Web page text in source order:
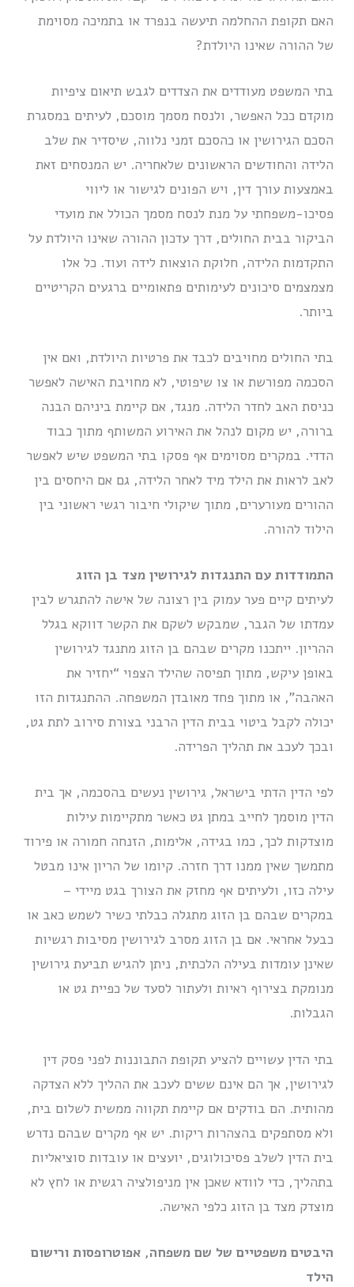
האם תקופת ההחלמה תיעשה בנפרד או בתמיכה מסוימת
של ההורה שאינו היולדת?
בתי המשפט מעודדים את הצדדים לגבש תיאום ציפיות
מוקדם ככל האפשר, ולנסח מסמך מוסכם, לעיתים במסגרת
הסכם הגירושין או כהסכם זמני נלווה, שיסדיר את שלב
הלידה והחודשים הראשונים שלאחריה. יש המנסחים זאת
באמצעות עורך דין, ויש הפונים לגישור או ליווי
פסיכו-משפחתי על מנת לנסח מסמך הכולל את מועדי
הביקור בבית החולים, דרך עדכון ההורה שאינו היולדת על
התקדמות הלידה, חלוקת הוצאות לידה ועוד. כל אלו
מצמצמים סיכונים לעימותים פתאומיים ברגעים הקריטיים
ביותר.
בתי החולים מחויבים לכבד את פרטיות היולדת, ואם אין
הסכמה מפורשת או צו שיפוטי, לא מחויבת האישה לאפשר
כניסת האב לחדר הלידה. מנגד, אם קיימת ביניהם הבנה
ברורה, יש מקום לנהל את האירוע המשותף מתוך כבוד
הדדי. במקרים מסוימים אף פסקו בתי המשפט שיש לאפשר
לאב לראות את הילד מיד לאחר הלידה, גם אם היחסים בין
ההורים מעורערים, מתוך שיקולי חיבור רגשי ראשוני בין
הילוד להורה.
התמודדות עם התנגדות לגירושין מצד בן הזוג
לעיתים קיים פער עמוק בין רצונה של אישה להתגרש לבין
עמדתו של הגבר, שמבקש לשקם את הקשר דווקא בגלל
ההריון. ייתכנו מקרים שבהם בן הזוג מתנגד לגירושין
באופן עיקש, מתוך תפיסה שהילד הצפוי “יחזיר את
האהבה”, או מתוך פחד מאובדן המשפחה. ההתנגדות הזו
יכולה לקבל ביטוי בבית הדין הרבני בצורת סירוב לתת גט,
ובכך לעכב את תהליך הפרידה.
לפי הדין הדתי בישראל, גירושין נעשים בהסכמה, אך בית
הדין מוסמך לחייב במתן גט כאשר מתקיימות עילות
מוצדקות לכך, כמו בגידה, אלימות, הזנחה חמורה או פירוד
מתמשך שאין ממנו דרך חזרה. קיומו של הריון אינו מבטל
עילה כזו, ולעיתים אף מחזק את הצורך בגט מיידי –
במקרים שבהם בן הזוג מתגלה כבלתי כשיר לשמש כאב או
כבעל אחראי. אם בן הזוג מסרב לגירושין מסיבות רגשיות
שאינן עומדות בעילה הלכתית, ניתן להגיש תביעת גירושין
מנומקת בצירוף ראיות ולעתור לסעד של כפיית גט או
הגבלות.
בתי הדין עשויים להציע תקופת התבוננות לפני פסק דין
לגירושין, אך הם אינם ששים לעכב את ההליך ללא הצדקה
מהותית. הם בודקים אם קיימת תקווה ממשית לשלום בית,
ולא מסתפקים בהצהרות ריקות. יש אף מקרים שבהם נדרש
בית הדין לשלב פסיכולוגים, יועצים או עובדות סוציאליות
בתהליך, כדי לוודא שאכן אין מניפולציה רגשית או לחץ לא
מוצדק מצד בן הזוג כלפי האישה.
היבטים משפטיים של שם משפחה, אפוטרופסות ורישום
הילד